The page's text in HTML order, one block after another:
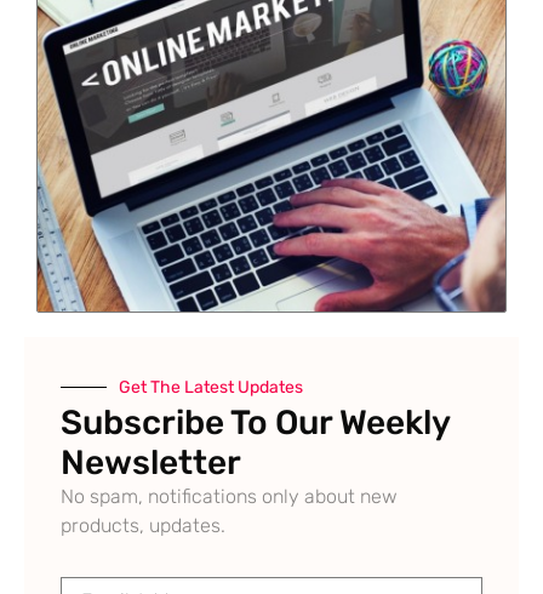
Get The Latest Updates
Subscribe To Our Weekly
Newsletter
No spam, notifications only about new
products, updates.